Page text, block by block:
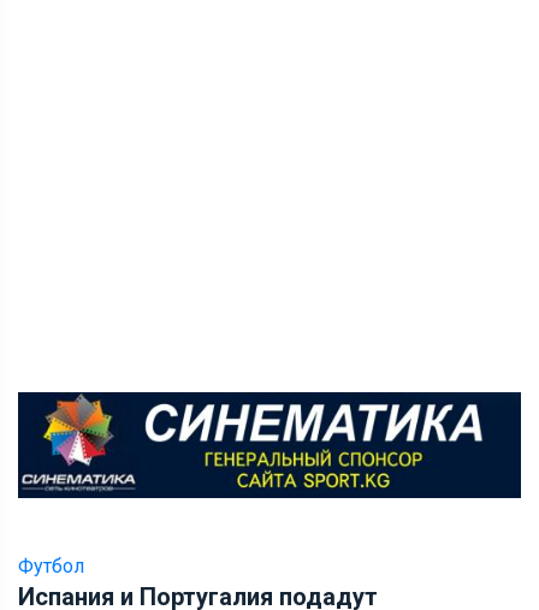
Футбол
Испания и Португалия подадут